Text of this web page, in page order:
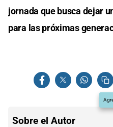
jornada que busca dejar
para las próximas
Sobre el Autor